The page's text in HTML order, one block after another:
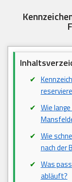
Wie
Wie
nach der
Was
abläuft?